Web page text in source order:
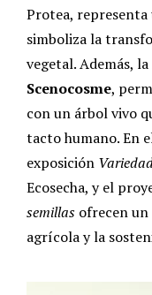
Protea, representa
simboliza la
vegetal. Además,
Scenocosme,
con un árbol vivo
tacto humano. En
exposición
Ecosecha, y el
semillas ofrecen un
agrícola y la